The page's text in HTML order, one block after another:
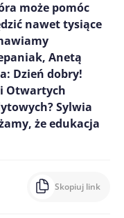
może pomóc
nawet tysiące
Anetą
Dzień dobry!
Otwartych
Sylwia
że edukacja
Skopiuj link